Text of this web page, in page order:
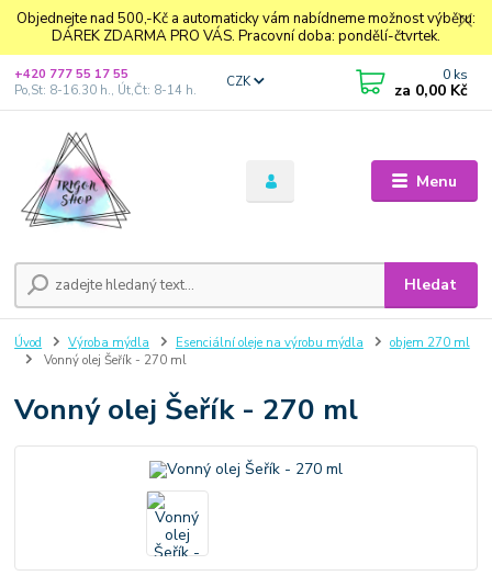
Objednejte nad 500,-Kč a automaticky vám nabídneme možnost výběru:
DÁREK ZDARMA PRO VÁS. Pracovní doba: pondělí-čtvrtek.
Menu
CZK
Hledat
+420 777 55 17 55
Po,St: 8-16.30 h., Út,Čt: 8-14 h.
0 ks
za 0,00 Kč
Úvod Výroba mýdla Esenciální oleje na výrobu mýdla
objem 270 ml
Vonný olej Šeřík - 270 ml
Vonný olej Šeřík - 270 ml